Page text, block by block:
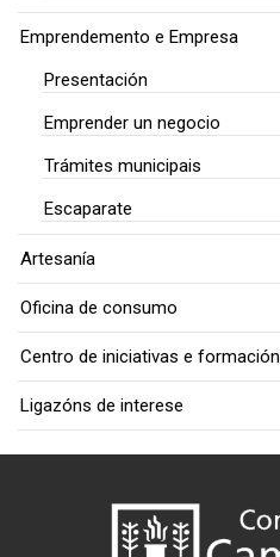
Emprendemento e Empresa
Presentación
Emprender un negocio
Trámites municipais
Escaparate
Artesanía
Oficina de consumo
Centro de iniciativas e formación
Ligazóns de interese